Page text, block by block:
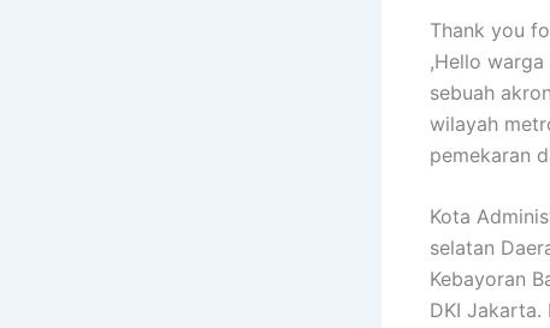
Thank you
,Hello warga
sebuah
wilayah
pemekaran
Kota
selatan
Kebayoran
DKI Jakarta.